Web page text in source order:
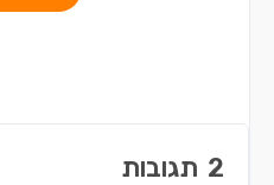
2 תגובות